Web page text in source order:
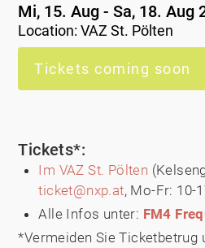
Mi, 15. Aug - Sa, 18. Aug
Location:VAZ St. Pölten
Tickets coming soon
Tickets*:
Im VAZ St. Pölten
ticket@nxp.at, Mo-Fr: 10-
Alle Infos unter: FM4
*Vermeiden Sie Ticketbetrug